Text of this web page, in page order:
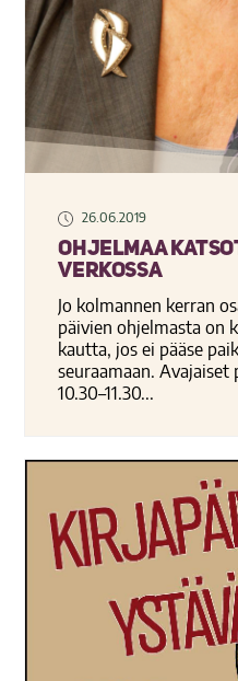
26.06.2019
Ohjelmaa
verkossa
Jo kolmannen kerran
päivien ohjelmasta on
kautta, jos ei pääse
seuraamaan. Avajaiset
10.30–11.30...